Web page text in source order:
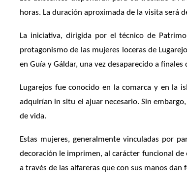
horas. La duración aproximada de la visita será
La iniciativa, dirigida por el técnico de
protagonismo de las mujeres loceras de
en Guía y Gáldar, una vez desaparecido a
Lugarejos fue conocido en la comarca y en la
adquirían in situ el ajuar necesario. Sin
de vida.
Estas mujeres, generalmente vinculadas por
decoración le imprimen, al carácter funcional
a través de las alfareras que con sus manos dan